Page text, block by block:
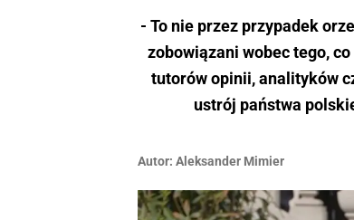
- To nie przez przypadek
zobowiązani wobec tego,
tutorów opinii, analityków
ustrój państwa
Autor: Aleksander Mimier